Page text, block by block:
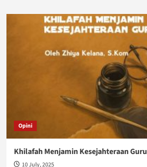
Kelayakan
Gaji
Guru
Mekanisme
Opini
Khilafah Menjamin Kesejahteraan Guru
10 July, 2025